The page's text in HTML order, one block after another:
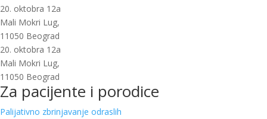
20. oktobra 12a
Mali Mokri Lug,
11050 Beograd
20. oktobra 12a
Mali Mokri Lug,
11050 Beograd
Za pacijente i porodice
Palijativno zbrinjavanje odraslih